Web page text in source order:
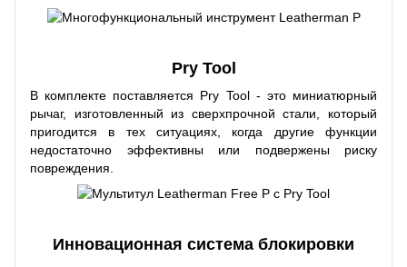
Pry Tool
В комплекте поставляется Pry Tool - это миниатюрный
рычаг, изготовленный из сверхпрочной стали, который
пригодится в тех ситуациях, когда другие функции
недостаточно эффективны или подвержены риску
повреждения.
Инновационная система блокировки